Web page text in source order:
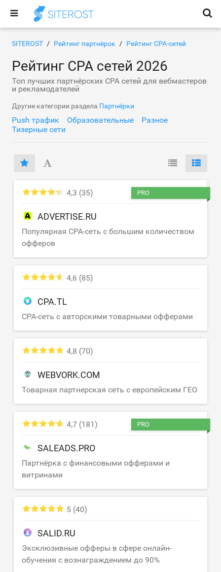
SITEROST Рейтинг партнёрок Рейтинг CPA-сетей
Рейтинг CPA сетей 2026
Топ лучших партнёрских CPA сетей для вебмастеров
и рекламодателей
Другие категории раздела Партнёрки
Push трафик Образовательные
Разное
Тизерные сети
ADVERTISE.RU
Популярная CPA-сеть с большим количеством
офферов
4,3 (35) PRO
CPA.TL
CPA-сеть с авторскими товарными офферами
4,6 (85)
WEBVORK.COM
Товарная партнерская сеть с европейским ГЕО
4,8 (70)
SALEADS.PRO
Партнёрка с финансовыми офферами и
витринами
4,7 (181) PRO
SALID.RU
Эксклюзивные офферы в сфере онлайн-
обучения с вознаграждением до 90%
5 (40)